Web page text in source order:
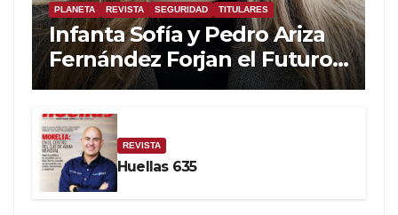
PLANETA REVISTA SEGURIDAD TITULARES
Infanta Sofía y Pedro Ariza
Fernández Forjan el Futuro
de la Soberanía Real
REVISTA
Huellas 635